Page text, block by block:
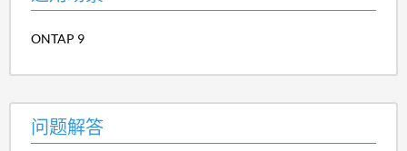
ONTAP 9
问题解答